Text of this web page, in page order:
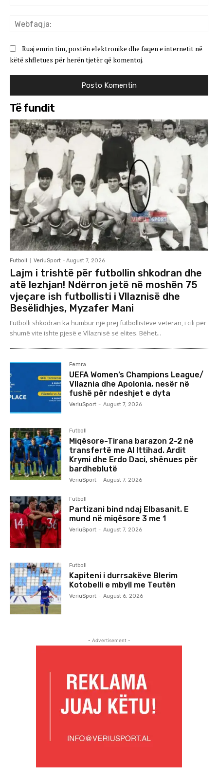
Ruaj emrin tim, postën elektronike dhe faqen e internetit në
këtë shfletues për herën tjetër që komentoj.
Të fundit
Futboll VeriuSport - August 7, 2026
Lajm i trishtë për futbollin shkodran dhe
atë lezhjan! Ndërron jetë në moshën 75
vjeçare ish futbollisti i Vllaznisë dhe
Besëlidhjes, Myzafer Mani
Futbolli shkodran ka humbur një prej futbollistëve veteran, i cili për
shumë vite ishte pjesë e Vllaznisë së elites. Bëhet...
Femra
UEFA Women’s Champions League/
Vllaznia dhe Apolonia, nesër në
fushë për ndeshjet e dyta
VeriuSport - August 7, 2026
Futboll
Miqësore-Tirana barazon 2-2 në
transfertë me Al Ittihad. Ardit
Krymi dhe Erdo Daci, shënues për
bardheblutë
VeriuSport - August 7, 2026
Futboll
Partizani bind ndaj Elbasanit. E
mund në miqësore 3 me 1
VeriuSport - August 7, 2026
Futboll
Kapiteni i durrsakëve Blerim
Kotobelli e mbyll me Teutën
VeriuSport - August 6, 2026
- Advertisement -